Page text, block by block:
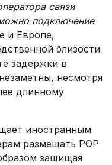
связи
подключение
и Европе,
близости
задержки в
несмотря
длинному
иностранным
размещать POP
защищая